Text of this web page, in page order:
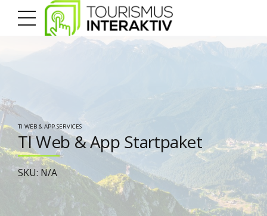
TI WEB & APP SERVICES
TI Web & App Startpaket
SKU: N/A